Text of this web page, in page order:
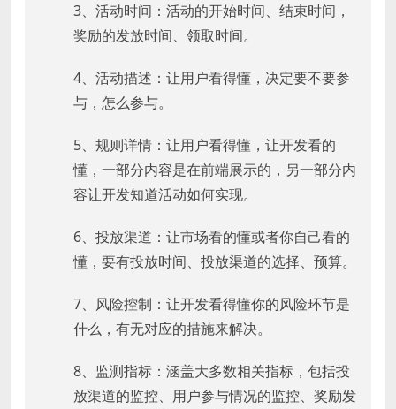
3、活动时间：活动的开始时间、结束时间，
奖励的发放时间、领取时间。
4、活动描述：让用户看得懂，决定要不要参
与，怎么参与。
5、规则详情：让用户看得懂，让开发看的
懂，一部分内容是在前端展示的，另一部分内
容让开发知道活动如何实现。
6、投放渠道：让市场看的懂或者你自己看的
懂，要有投放时间、投放渠道的选择、预算。
7、风险控制：让开发看得懂你的风险环节是
什么，有无对应的措施来解决。
8、监测指标：涵盖大多数相关指标，包括投
放渠道的监控、用户参与情况的监控、奖励发